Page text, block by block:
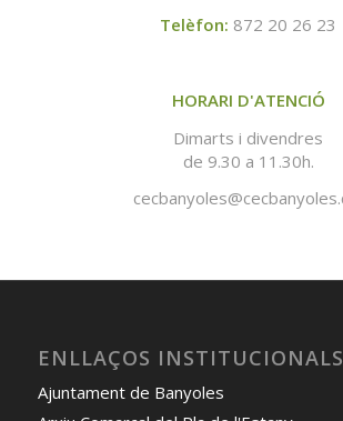
Telèfon: 872 20 26 23
HORARI D'ATENCIÓ
Dimarts i divendres
de 9.30 a 11.30h.
ENLLAÇOS INSTITUCIONALS
Ajuntament de Banyoles